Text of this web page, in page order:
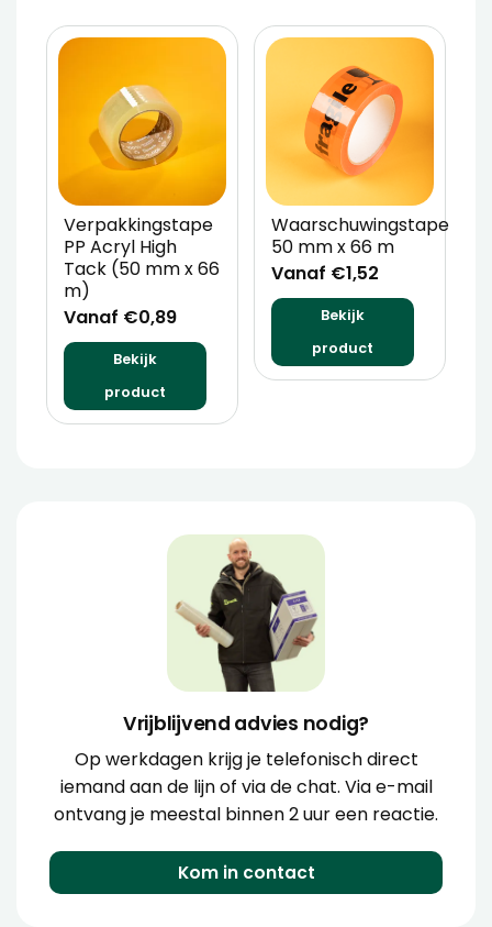
Verpakkingstape
PP Acryl High
Tack (50 mm x 66
m)
Vanaf €0,89
Bekijk
product
Waarschuwingstape
50 mm x 66 m
Vanaf €1,52
Bekijk
product
Vrijblijvend advies nodig?
Op werkdagen krijg je telefonisch direct
iemand aan de lijn of via de chat. Via e-mail
ontvang je meestal binnen 2 uur een reactie.
Kom in contact